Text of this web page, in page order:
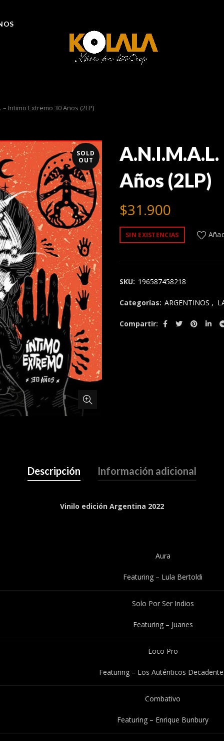
– Intimo Extremo 30 Años (2LP)
SOLD
OUT
Años (2LP)
$31.900
SIN EXISTENCIAS
SKU: 196587458218
Categorías: ARGENTINOS ,
Compartir
Descripción Información adicional
Vinilo edición Argentina 2022
Aura
Featuring – Lula Bertoldi
Solo Por Ser Indios
Featuring – Juanes
Loco Pro
Featuring – Los Auténticos
Combativo
Featuring – Enrique Bunbury